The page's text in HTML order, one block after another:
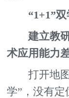
“1+1”双
建立教
术应用能力
打开地图
学”，没有定